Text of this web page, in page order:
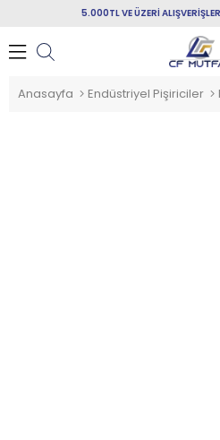
5.000TL VE ÜZERİ
Anasayfa Endüstriyel Pişiriciler